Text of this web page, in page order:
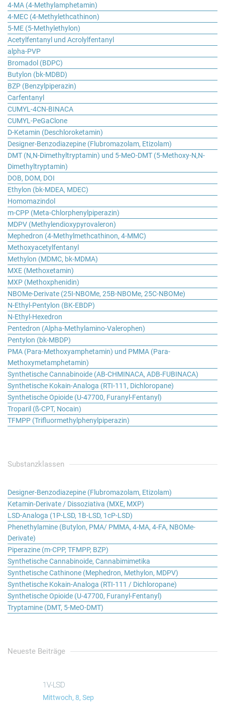
4-MA (4-Methylamphetamin)
4-MEC (4-Methylethcathinon)
5-ME (5-Methylethylon)
Acetylfentanyl und Acrolylfentanyl
alpha-PVP
Bromadol (BDPC)
Butylon (bk-MDBD)
BZP (Benzylpiperazin)
Carfentanyl
CUMYL-4CN-BINACA
CUMYL-PeGaClone
D-Ketamin (Deschloroketamin)
Designer-Benzodiazepine (Flubromazolam, Etizolam)
DMT (N,N-Dimethyltryptamin) und 5-MeO-DMT (5-Methoxy-N,N-
Dimethyltryptamin)
DOB, DOM, DOI
Ethylon (bk-MDEA, MDEC)
Homomazindol
m-CPP (Meta-Chlorphenylpiperazin)
MDPV (Methylendioxypyrovaleron)
Mephedron (4-Methylmethcathinon, 4-MMC)
Methoxyacetylfentanyl
Methylon (MDMC, bk-MDMA)
MXE (Methoxetamin)
MXP (Methoxphenidin)
NBOMe-Derivate (25I-NBOMe, 25B-NBOMe, 25C-NBOMe)
N-Ethyl-Pentylon (BK-EBDP)
N-Ethyl-Hexedron
Pentedron (Alpha-Methylamino-Valerophen)
Pentylon (bk-MBDP)
PMA (Para-Methoxyamphetamin) und PMMA (Para-
Methoxymetamphetamin)
Synthetische Cannabinoide (AB-CHMINACA, ADB-FUBINACA)
Synthetische Kokain-Analoga (RTI-111, Dichloropane)
Synthetische Opioide (U-47700, Furanyl-Fentanyl)
Troparil (ß-CPT, Nocain)
TFMPP (Trifluormethylphenylpiperazin)
Substanzklassen
Designer-Benzodiazepine (Flubromazolam, Etizolam)
Ketamin-Derivate / Dissoziativa (MXE, MXP)
LSD-Analoga (1P-LSD, 1B-LSD, 1cP-LSD)
Phenethylamine (Butylon, PMA/ PMMA, 4-MA, 4-FA, NBOMe-
Derivate)
Piperazine (m-CPP, TFMPP, BZP)
Synthetische Cannabinoide, Cannabimimetika
Synthetische Cathinone (Mephedron, Methylon, MDPV)
Synthetische Kokain-Analoga (RTI-111 / Dichloropane)
Synthetische Opioide (U-47700, Furanyl-Fentanyl)
Tryptamine (DMT, 5-MeO-DMT)
Neueste Beiträge
1V-LSD
Mittwoch, 8, Sep